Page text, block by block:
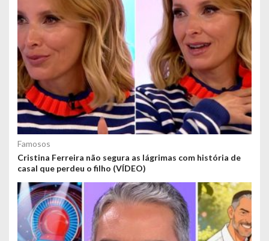
Famosos
Cristina Ferreira não segura as lágrimas com história de
casal que perdeu o filho (VÍDEO)